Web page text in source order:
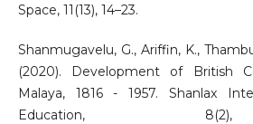
Space, 11(13), 14–23.
Shanmugavelu, G., Ariffin, K.,
(2020). Development of British
Malaya, 1816 - 1957. Shanlax
Education,